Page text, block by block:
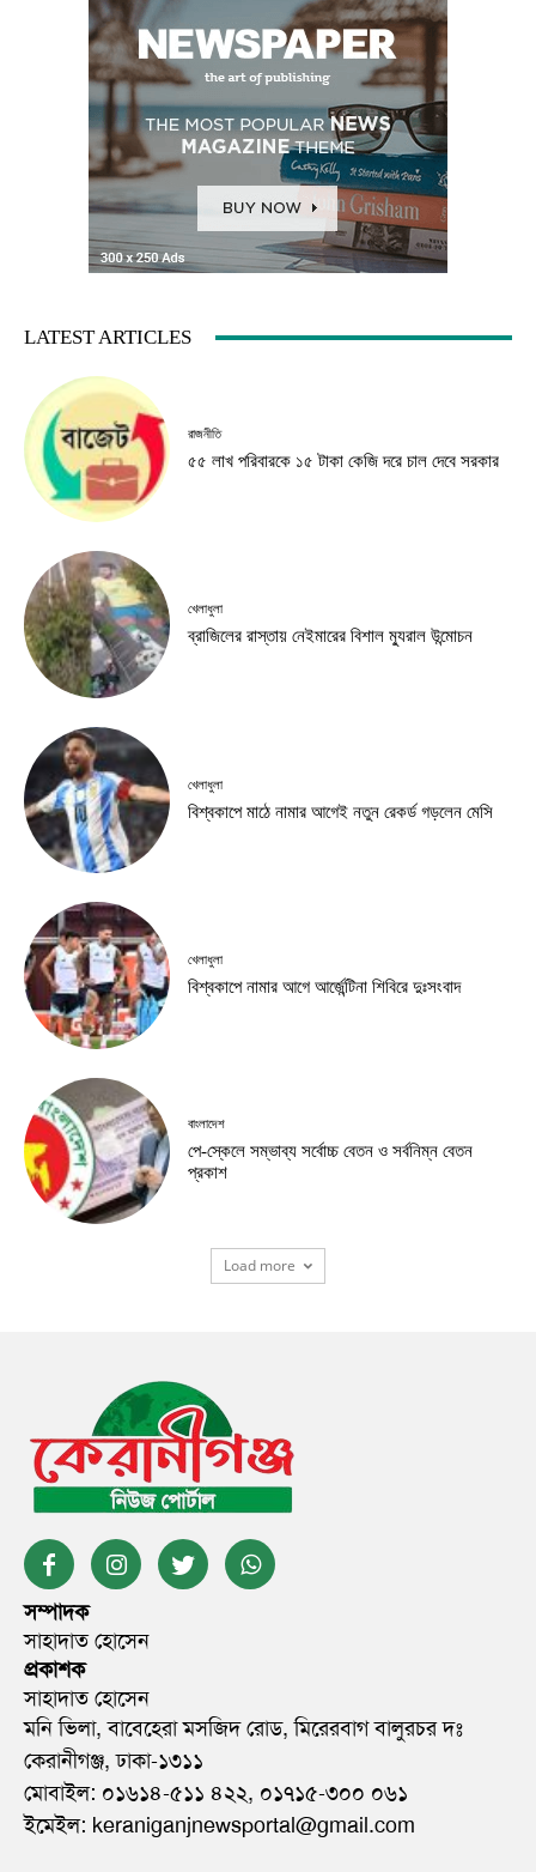
LATEST ARTICLES
রাজনীতি
৫৫ লাখ পরিবারকে ১৫ টাকা কেজি দরে চাল দেবে সরকার
খেলাধুলা
ব্রাজিলের রাস্তায় নেইমারের বিশাল ম্যুরাল উন্মোচন
খেলাধুলা
বিশ্বকাপে মাঠে নামার আগেই নতুন রেকর্ড গড়লেন মেসি
খেলাধুলা
বিশ্বকাপে নামার আগে আর্জেন্টিনা শিবিরে দুঃসংবাদ
বাংলাদেশ
পে-স্কেলে সম্ভাব্য সর্বোচ্চ বেতন ও সর্বনিম্ন বেতন
প্রকাশ
Load more
সম্পাদক
সাহাদাত হোসেন
প্রকাশক
সাহাদাত হোসেন
মনি ভিলা, বাবেহেরা মসজিদ রোড, মিরেরবাগ বালুরচর দঃ
কেরানীগঞ্জ, ঢাকা-১৩১১
মোবাইল: ০১৬১৪-৫১১ ৪২২, ০১৭১৫-৩০০ ০৬১
ইমেইল: keraniganjnewsportal@gmail.com